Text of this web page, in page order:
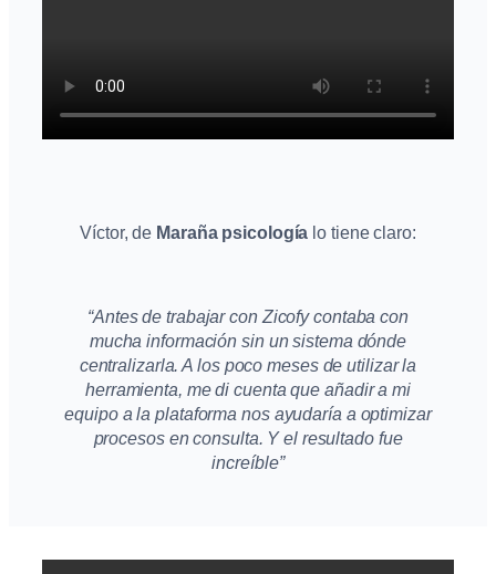
Víctor, de Maraña psicología lo tiene claro:
“Antes de trabajar con Zicofy contaba con
mucha información sin un sistema dónde
centralizarla. A los poco meses de utilizar la
herramienta, me di cuenta que añadir a mi
equipo a la plataforma nos ayudaría a optimizar
procesos en consulta. Y el resultado fue
increíble”